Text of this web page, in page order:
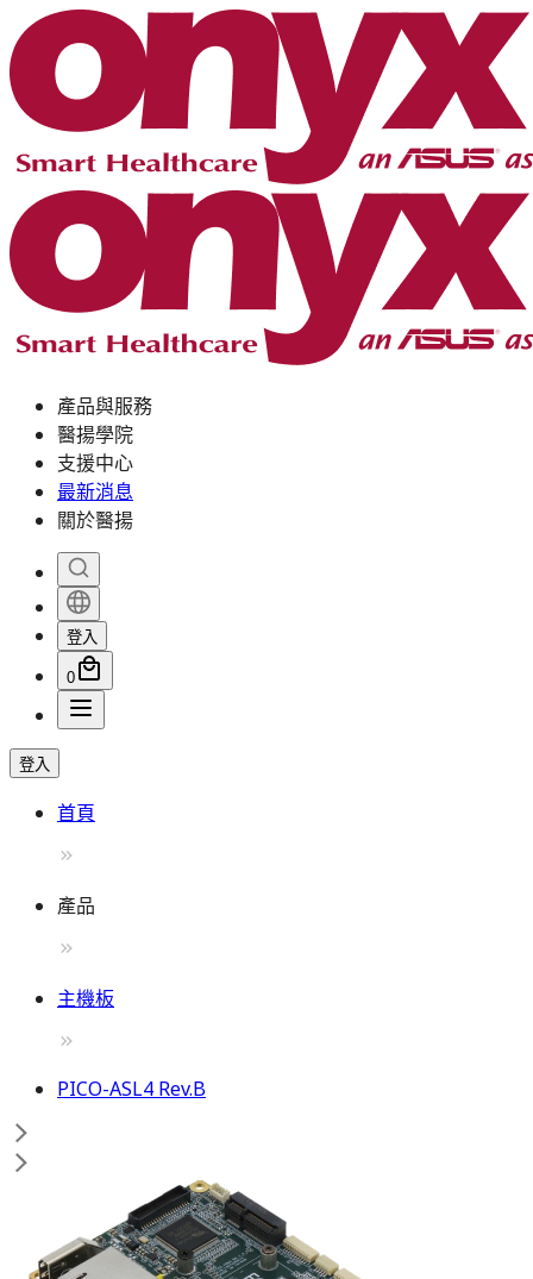
產品與服務
醫揚學院
支援中心
最新消息
關於醫揚
登入
0
登入
首頁
產品
主機板
PICO-ASL4 Rev.B